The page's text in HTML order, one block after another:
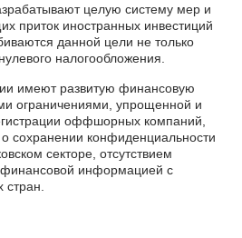
целую систему мер и
приток иностранных инвестиций
данной цели не только
налогообложения.
имеют развитую финансовую
ограничениями, упрощенной и
оффшорных компаний,
сохранении конфиденциальности
секторе, отсутствием
информацией с
стран.